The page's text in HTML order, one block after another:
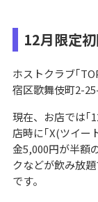
12月限定
ホストクラブ｢
宿区歌舞伎町2-
現在、お店では｢
店時に｢X(ツイー
金5,000円が半額
クなどが飲み放
です。